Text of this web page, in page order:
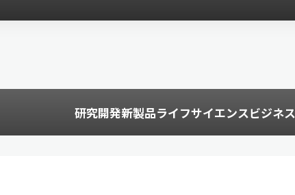
研究開発新製品ライフサイエンスビジネス